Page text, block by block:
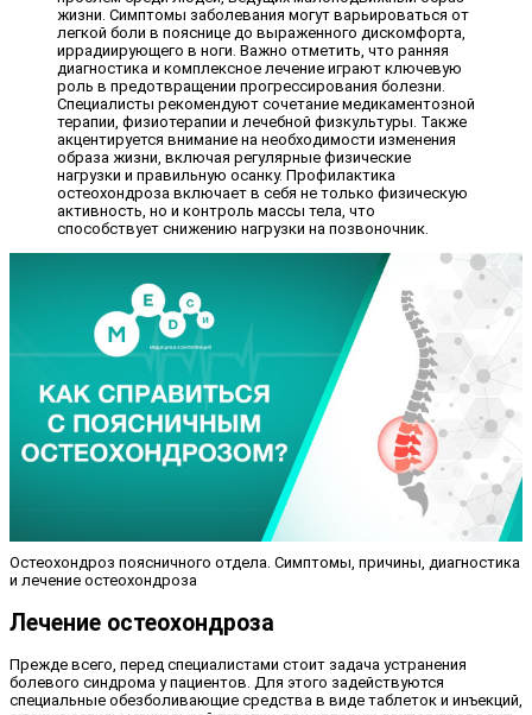
жизни. Симптомы заболевания могут варьироваться от
легкой боли в пояснице до выраженного дискомфорта,
иррадиирующего в ноги. Важно отметить, что ранняя
диагностика и комплексное лечение играют ключевую
роль в предотвращении прогрессирования болезни.
Специалисты рекомендуют сочетание медикаментозной
терапии, физиотерапии и лечебной физкультуры. Также
акцентируется внимание на необходимости изменения
образа жизни, включая регулярные физические
нагрузки и правильную осанку. Профилактика
остеохондроза включает в себя не только физическую
активность, но и контроль массы тела, что
способствует снижению нагрузки на позвоночник.
Остеохондроз поясничного отдела. Симптомы, причины, диагностика
и лечение остеохондроза
Лечение остеохондроза
Прежде всего, перед специалистами стоит задача устранения
болевого синдрома у пациентов. Для этого задействуются
специальные обезболивающие средства в виде таблеток и инъекций,